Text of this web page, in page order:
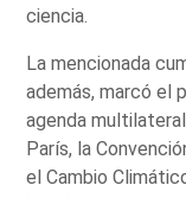
ciencia.
La mencionada
además, marcó el
agenda
París, la
el Cambio